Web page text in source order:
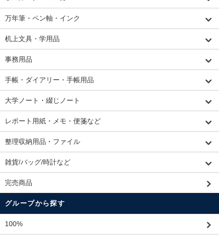
万年筆・ペン軸・インク
机上文具・学用品
事務用品
手帳・ダイアリー・手帳用品
大学ノート・綴じノート
レポート用紙・メモ・便箋など
整理収納用品・ファイル
雑貨/バッグ/時計など
完売商品
グループから探す
100%